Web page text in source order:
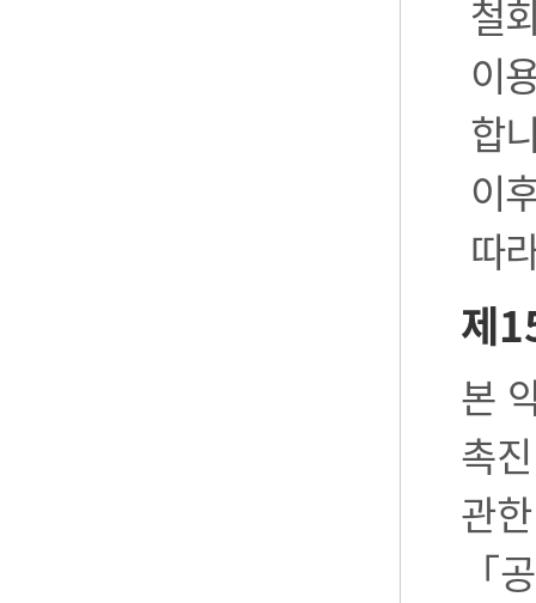
철
이
합
이
따
제
본
촉
관
「